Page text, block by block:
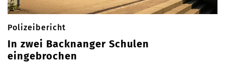
Polizeibericht
In zwei Backnanger Schulen
eingebrochen